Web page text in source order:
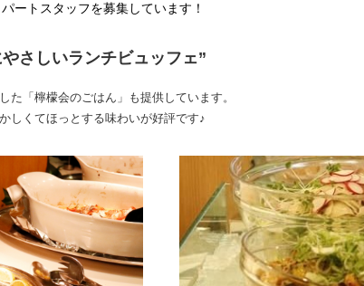
ートスタッフを募集しています！
さしいランチビュッフェ”
た「檸檬会のごはん」も提供しています。
しくてほっとする味わいが好評です♪